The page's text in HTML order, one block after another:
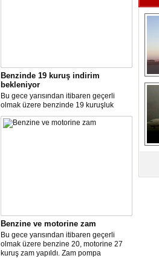
Benzinde 19 kuruş indirim
bekleniyor
Bu gece yarısından itibaren geçerli
olmak üzere benzinde 19 kuruşluk
indirim gerçekleşti.
Benzine ve motorine zam
Bu gece yarısından itibaren geçerli
olmak üzere benzine 20, motorine 27
kuruş zam yapıldı. Zam pompa